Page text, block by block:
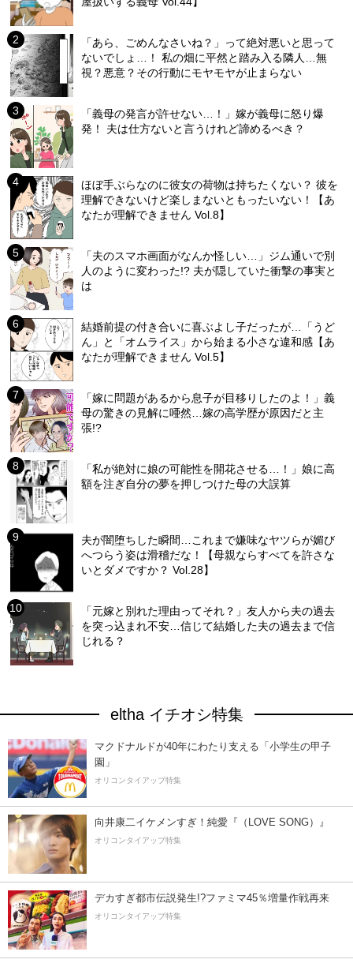
「あら、ごめんなさいね？」って絶対悪いと思って
ないでしょ…！ 私の畑に平然と踏み入る隣人…無
視？悪意？その行動にモヤモヤが止まらない
「義母の発言が許せない…！」嫁が義母に怒り爆
発！ 夫は仕方ないと言うけれど諦めるべき？
ほぼ手ぶらなのに彼女の荷物は持ちたくない？ 彼を
理解できないけど楽しまないともったいない！【あ
なたが理解できません Vol.8】
「夫のスマホ画面がなんか怪しい…」ジム通いで別
人のように変わった!? 夫が隠していた衝撃の事実と
は
結婚前提の付き合いに喜ぶよし子だったが…「うど
ん」と「オムライス」から始まる小さな違和感【あ
なたが理解できません Vol.5】
「嫁に問題があるから息子が目移りしたのよ！」義
母の驚きの見解に唖然…嫁の高学歴が原因だと主
張!?
「私が絶対に娘の可能性を開花させる…！」娘に高
額を注ぎ自分の夢を押しつけた母の大誤算
夫が闇堕ちした瞬間…これまで嫌味なヤツらが媚び
へつらう姿は滑稽だな！【母親ならすべてを許さな
いとダメですか？ Vol.28】
「元嫁と別れた理由ってそれ？」友人から夫の過去
を突っ込まれ不安…信じて結婚した夫の過去まで信
じれる？
eltha イチオシ特集
マクドナルドが40年にわたり支える「小学生の甲子
園」
オリコンタイアップ特集
向井康二イケメンすぎ！純愛『（LOVE SONG）』
オリコンタイアップ特集
デカすぎ都市伝説発生!?ファミマ45％増量作戦再来
オリコンタイアップ特集